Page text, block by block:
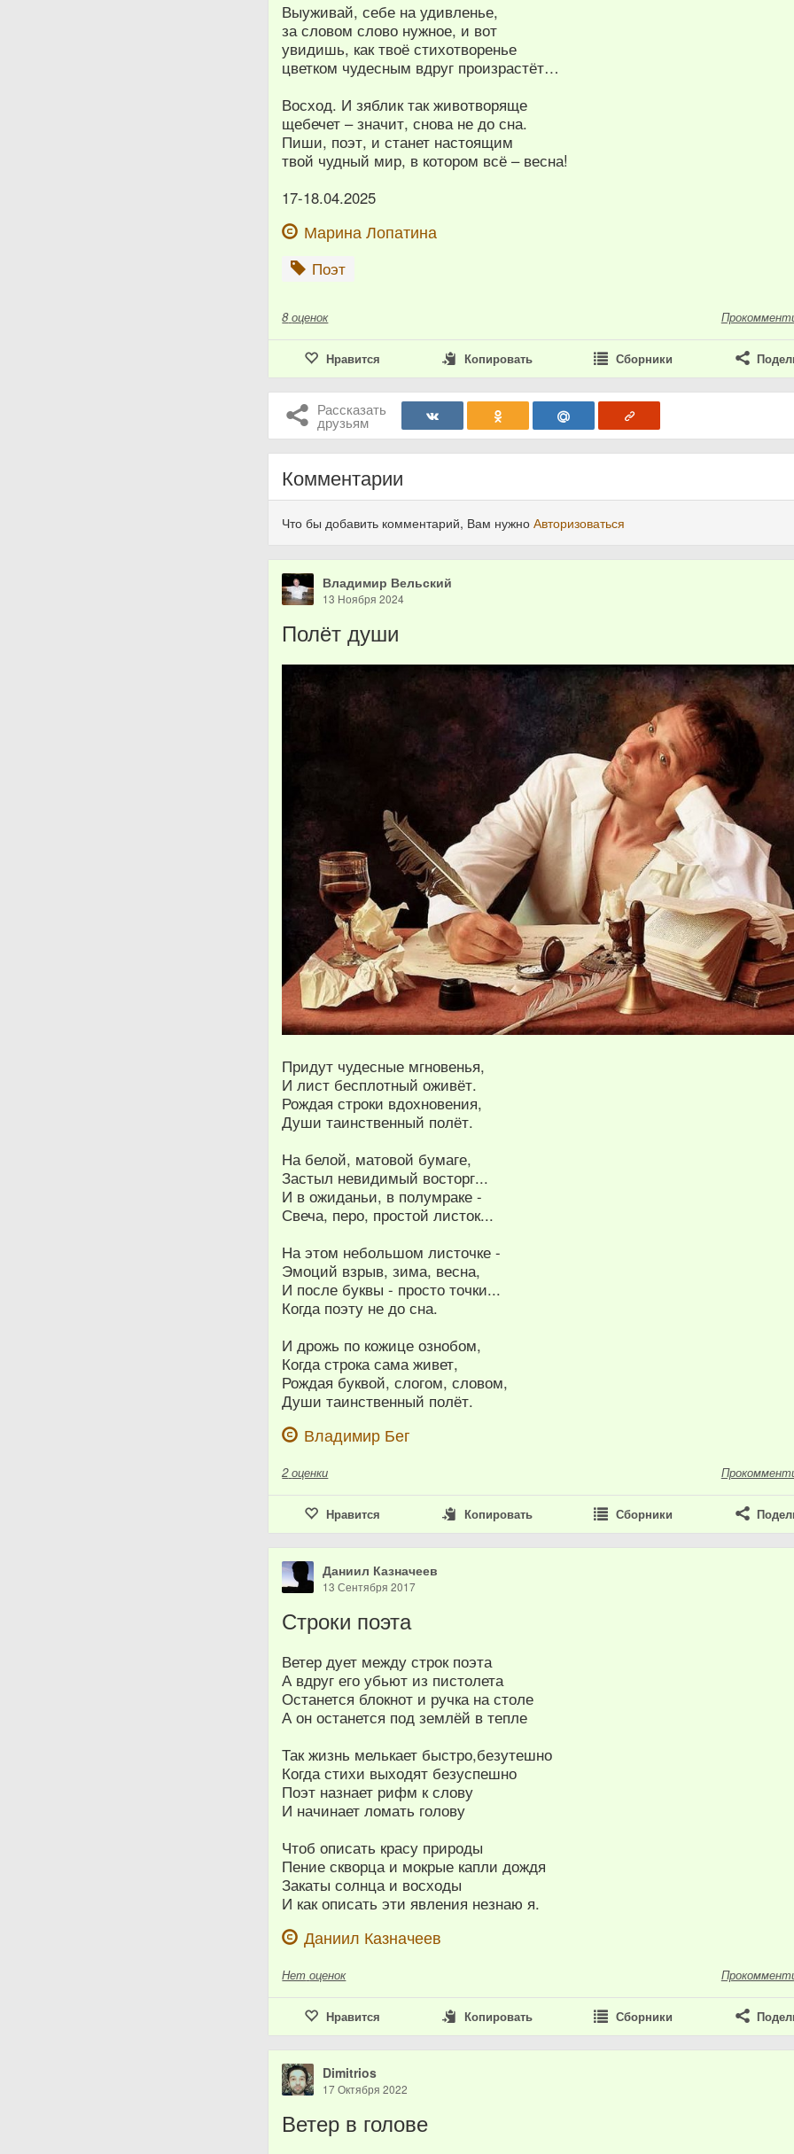
Выуживай, себе на удивленье,
за словом слово нужное, и вот
увидишь, как твоё стихотворенье
цветком чудесным вдруг произрастёт…
Восход. И зяблик так животворяще
щебечет – значит, снова не до сна.
Пиши, поэт, и станет настоящим
твой чудный мир, в котором всё – весна!
17-18.04.2025
Марина Лопатина
Поэт
8 оценок
Нравится Копировать Сборники
Рассказать
друзьям
Комментарии
Что бы добавить комментарий, Вам нужноАвторизоваться
Владимир Вельский
13 Ноября 2024
Полёт души
Придут чудесные мгновенья,
И лист бесплотный оживёт.
Рождая строки вдохновения,
Души таинственный полёт.
На белой, матовой бумаге,
Застыл невидимый восторг...
И в ожиданьи, в полумраке -
Свеча, перо, простой листок...
На этом небольшом листочке -
Эмоций взрыв, зима, весна,
И после буквы - просто точки...
Когда поэту не до сна.
И дрожь по кожице ознобом,
Когда строка сама живет,
Рождая буквой, слогом, словом,
Души таинственный полёт.
Владимир Бег
2 оценки
Нравится Копировать Сборники
Даниил Казначеев
13 Сентября 2017
Строки поэта
Ветер дует между строк поэта
А вдруг его убьют из пистолета
Останется блокнот и ручка на столе
А он останется под землёй в тепле
Так жизнь мелькает быстро,безутешно
Когда стихи выходят безуспешно
Поэт назнает рифм к слову
И начинает ломать голову
Чтоб описать красу природы
Пение скворца и мокрые капли дождя
Закаты солнца и восходы
И как описать эти явления незнаю я.
Даниил Казначеев
Нет оценок
Нравится Копировать Сборники
Dimitrios
17 Октября 2022
Ветер в голове